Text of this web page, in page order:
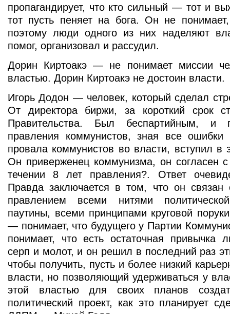
пропагандирует, что кто сильный — тот и
тот пусть пеняет на бога. Он не
поэтому люди одного из них наделяют
помог, организовал и рассудил.
Дорин Киртоакэ — не понимает миссии
властью. Дорин Киртоакэ не достоин власти.
Игорь Додон — человек, который сделал
От директора биржи, за короткий срок
Правительства. Был беспартийным, и
правления коммунистов, зная все ошибки
провала коммунистов во власти, вступил в
Он приверженец коммунизма, он согласен
течении 8 лет правления?. Ответ
Правда заключается в том, что он связан
правлением всеми нитями
паутины, всеми принципами круговой
— понимает, что будущего у Партии
понимает, что есть остаточная привычка
серп и молот, и он решил в последний раз
чтобы получить, пусть и более низкий
власти, но позволяющий удерживаться у
этой властью для своих планов
политический проект, как это планирует